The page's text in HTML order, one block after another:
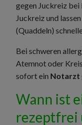
gegen Juckreiz bei
Juckreiz und
(Quaddeln)
Bei schweren
Atemnot oder
sofort ein Notarzt
Wann ist
rezeptfrei